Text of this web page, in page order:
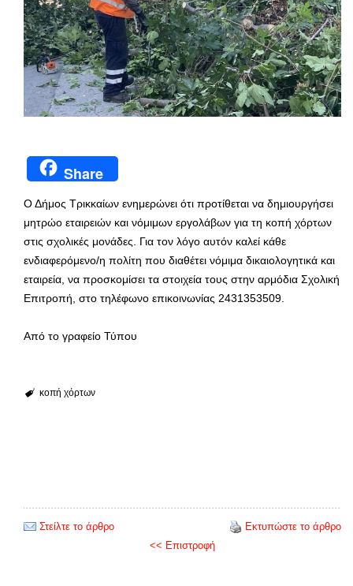
Share
Ο Δήμος Τρικκαίων ενημερώνει ότι προτίθεται να δημιουργήσει
μητρώο εταιρειών και νόμιμων εργολάβων για τη κοπή χόρτων
στις σχολικές μονάδες. Για τον λόγο αυτόν καλεί κάθε
ενδιαφερόμενο/η πολίτη που διαθέτει νόμιμα δικαιολογητικά και
εταιρεία, να προσκομίσει τα στοιχεία τους στην αρμόδια Σχολική
Επιτροπή, στο τηλέφωνο επικοινωνίας 2431353509.
Από το γραφείο Τύπου
κοπή χόρτων
Στείλτε το άρθρο
Εκτυπώστε το άρθρο
<< Επιστροφή